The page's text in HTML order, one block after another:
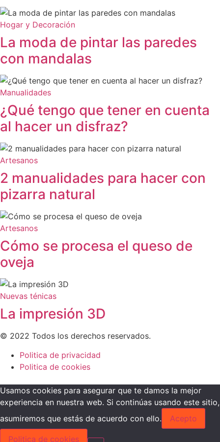
Hogar y Decoración
La moda de pintar las paredes
con mandalas
Manualidades
¿Qué tengo que tener en cuenta
al hacer un disfraz?
Artesanos
2 manualidades para hacer con
pizarra natural
Artesanos
Cómo se procesa el queso de
oveja
Nuevas ténicas
La impresión 3D
© 2022 Todos los derechos reservados.
Politica de privacidad
Politica de cookies
Usamos cookies para asegurar que te damos la mejor
experiencia en nuestra web. Si continúas usando este sitio,
asumiremos que estás de acuerdo con ello.
Acepto
Politica de cookies